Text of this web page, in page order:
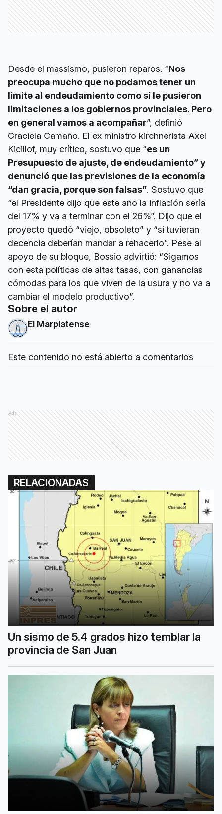
Desde el massismo, pusieron reparos. “Nos
preocupa mucho que no podamos tener un
límite al endeudamiento como sí le pusieron
limitaciones a los gobiernos provinciales. Pero
en general vamos a acompañar”, definió
Graciela Camaño. El ex ministro kirchnerista Axel
Kicillof, muy crítico, sostuvo que “es un
Presupuesto de ajuste, de endeudamiento” y
denunció que las previsiones de la economía
“dan gracia, porque son falsas”. Sostuvo que
“el Presidente dijo que este año la inflación sería
del 17% y va a terminar con el 26%”. Dijo que el
proyecto quedó “viejo, obsoleto” y “si tuvieran
decencia deberían mandar a rehacerlo”. Pese al
apoyo de su bloque, Bossio advirtió: “Sigamos
con esta políticas de altas tasas, con ganancias
cómodas para los que viven de la usura y no va a
cambiar el modelo productivo”.
Sobre el autor
El Marplatense
Este contenido no está abierto a comentarios
Ads
RELACIONADAS
Un sismo de 5.4 grados hizo temblar la
provincia de San Juan